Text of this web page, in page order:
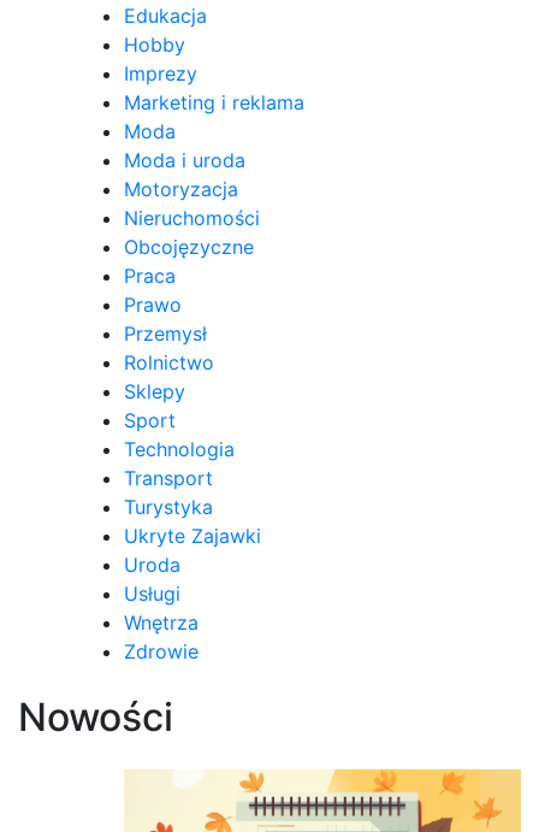
Edukacja
Hobby
Imprezy
Marketing i reklama
Moda
Moda i uroda
Motoryzacja
Nieruchomości
Obcojęzyczne
Praca
Prawo
Przemysł
Rolnictwo
Sklepy
Sport
Technologia
Transport
Turystyka
Ukryte Zajawki
Uroda
Usługi
Wnętrza
Zdrowie
Nowości